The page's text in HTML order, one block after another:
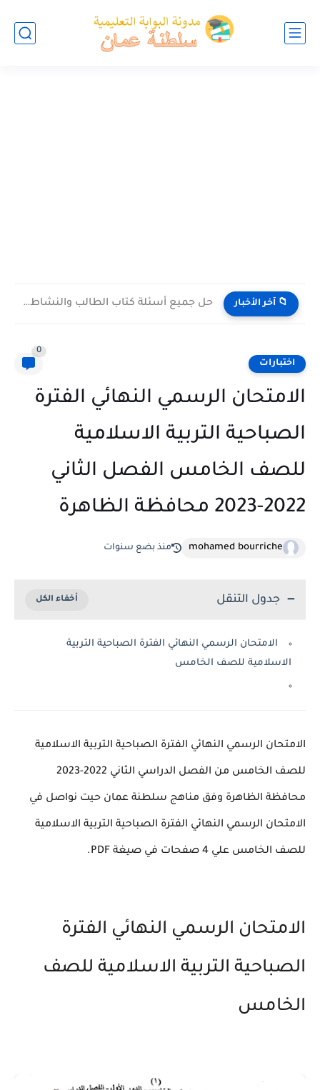
📁 آخر الأخبار حل جميع أسئلة كتاب الطالب والنشاط في الاحياء للصف العاشر...
اختبارات
0
الامتحان الرسمي النهائي الفترة
الصباحية التربية الاسلامية
للصف الخامس الفصل الثاني
2022-2023 محافظة الظاهرة
mohamed bourriche منذ بضع سنوات
جدول التنقل
الامتحان الرسمي النهائي الفترة الصباحية التربية
الاسلامية للصف الخامس
الامتحان الرسمي النهائي الفترة الصباحية التربية الاسلامية
للصف الخامس من الفصل الدراسي الثاني 2022-2023
محافظة الظاهرة وفق مناهج سلطنة عمان حيت نواصل في
الامتحان الرسمي النهائي الفترة الصباحية التربية الاسلامية
للصف الخامس علي 4 صفحات في صيغة PDF.
الامتحان الرسمي النهائي الفترة
الصباحية التربية الاسلامية للصف
الخامس